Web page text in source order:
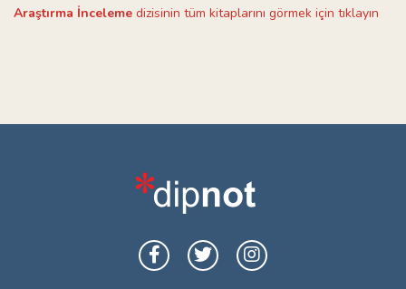
Araştırma İnceleme dizisinin tüm kitaplarını görmek için tıklayın